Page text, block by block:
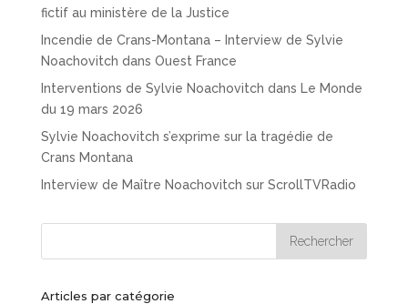
fictif au ministère de la Justice
Incendie de Crans-Montana – Interview de Sylvie
Noachovitch dans Ouest France
Interventions de Sylvie Noachovitch dans Le Monde
du 19 mars 2026
Sylvie Noachovitch s’exprime sur la tragédie de
Crans Montana
Interview de Maître Noachovitch sur ScrollTVRadio
Articles par catégorie